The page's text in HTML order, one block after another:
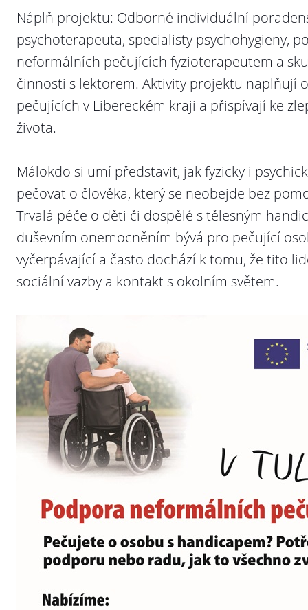
Náplň projektu: Odborné individuální
psychoterapeuta, specialisty psychohygieny,
neformálních pečujících fyzioterapeutem a
činnosti s lektorem. Aktivity projektu naplňují
pečujících v Libereckém kraji a přispívají ke
života.
Málokdo si umí představit, jak fyzicky i
pečovat o člověka, který se neobejde bez
Trvalá péče o děti či dospělé s tělesným
duševním onemocněním bývá pro pečující
vyčerpávající a často dochází k tomu, že tito
sociální vazby a kontakt s okolním světem.